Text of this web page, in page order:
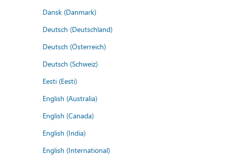
Dansk (Danmark)
Deutsch (Deutschland)
Deutsch (Österreich)
Deutsch (Schweiz)
Eesti (Eesti)
English (Australia)
English (Canada)
English (India)
English (International)